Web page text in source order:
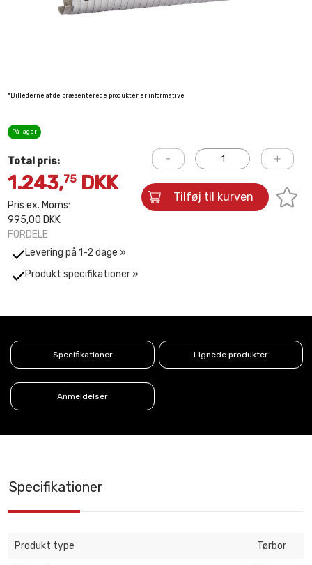
*Billederne af de præsenterede produkter er informative
FORDELE
Levering på 1-2 dage »
Produkt specifikationer »
På lager
Total pris:
1.243,75 DKK
Pris ex. Moms:
995,00 DKK
Tilføj til kurven
Specifikationer Lignede produkter
Anmeldelser
Specifikationer
Produkt type Tørbor